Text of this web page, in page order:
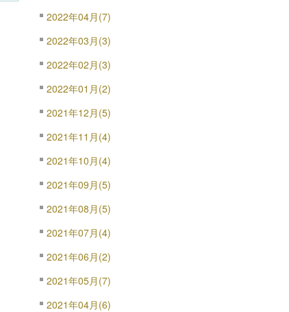
2022年04月(7)
2022年03月(3)
2022年02月(3)
2022年01月(2)
2021年12月(5)
2021年11月(4)
2021年10月(4)
2021年09月(5)
2021年08月(5)
2021年07月(4)
2021年06月(2)
2021年05月(7)
2021年04月(6)